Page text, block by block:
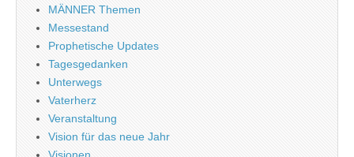
MÄNNER Themen
Messestand
Prophetische Updates
Tagesgedanken
Unterwegs
Vaterherz
Veranstaltung
Vision für das neue Jahr